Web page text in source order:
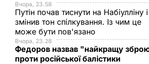
Вчора, 23.58
Путін почав тиснути на Набіулліну і
змінив тон спілкування. Із чим це
може бути пов'язано
Вчора, 23.28
Федоров назвав "найкращу
проти російської балістики